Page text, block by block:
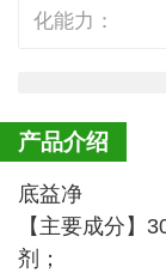
化能力：
产品介绍
底益净
【主要成分】
剂；